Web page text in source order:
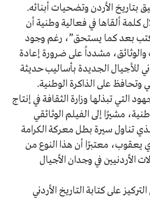
بتاريخ الأردن وتضحيات أبنائه.
كلمة ألقاها في فعالية وطنية أن
بعد كما يستحق”، رغم وجود
والوثائق، مشدداً على ضرورة إعادة
للأجيال الجديدة بأساليب حديثة
وتحافظ على الذاكرة الوطنية.
التي تبذلها وزارة الثقافة في إنتاج
مشيرًا إلى الفيلم الوثائقي
تناول سيرة بطل معركة الكرامة
معتبرًا أن هذا النوع من
الأردنيين في وجدان الأجيال
على كتابة التاريخ الأردني